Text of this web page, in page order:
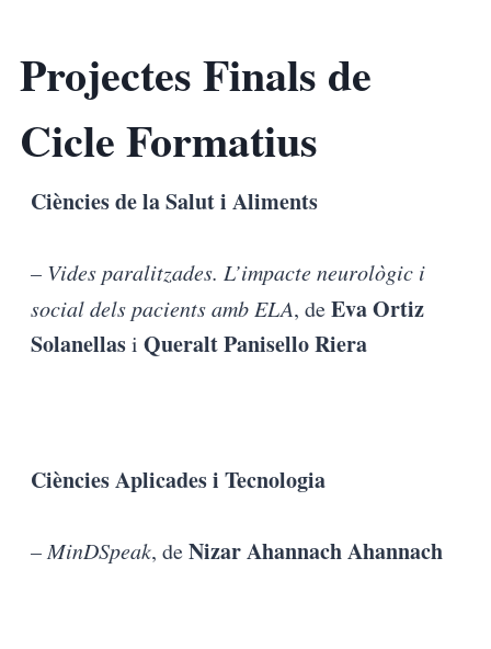
Projectes Finals de
Cicle Formatius
Ciències de la Salut i Aliments
– Vides paralitzades. L’impacte neurològic i
social dels pacients amb ELA, deEva Ortiz
Solanellasi Queralt Panisello Riera
Ciències Aplicades i Tecnologia
– MinDSpeak, deNizar Ahannach Ahannach